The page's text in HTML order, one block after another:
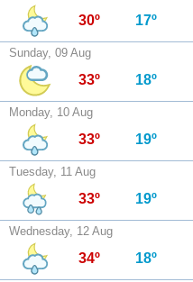
30º 17º
Sunday, 09 Aug
33º 18º
Monday, 10 Aug
33º 19º
Tuesday, 11 Aug
33º 19º
Wednesday, 12 Aug
34º 18º